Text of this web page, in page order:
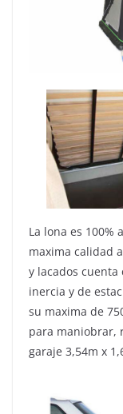
La lona es 100%
maxima calidad
y lacados cuenta
inercia y de
su maxima de
para maniobrar,
garaje 3,54m x